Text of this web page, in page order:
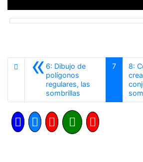
«6: Dibujo de
polígonos
regulares, las
sombrillas
7
8: